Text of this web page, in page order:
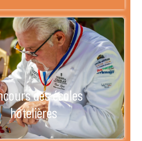
des écoles
hôtelières